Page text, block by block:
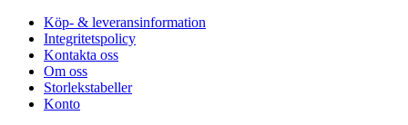
Köp- & leveransinformation
Integritetspolicy
Kontakta oss
Om oss
Storlekstabeller
Konto